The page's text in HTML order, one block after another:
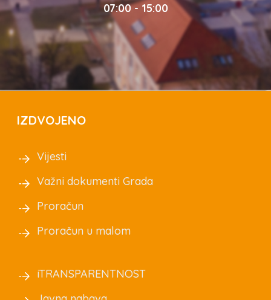
07:00 - 15:00
IZDVOJENO
Vijesti
Važni dokumenti Grada
Proračun
Proračun u malom
iTRANSPARENTNOST